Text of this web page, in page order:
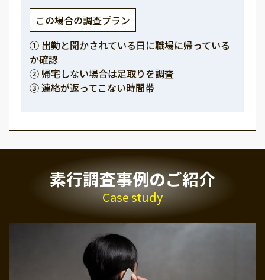
この場合の調査プラン
① 出勤と聞かされている日に職場に帰っている
か確認
② 帰宅しない場合は足取りを調査
③ 連絡が返ってこない時間帯
素行調査事例のご紹介
Case study